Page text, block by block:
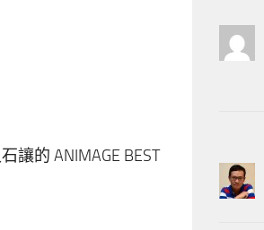
讓的 ANIMAGE BEST